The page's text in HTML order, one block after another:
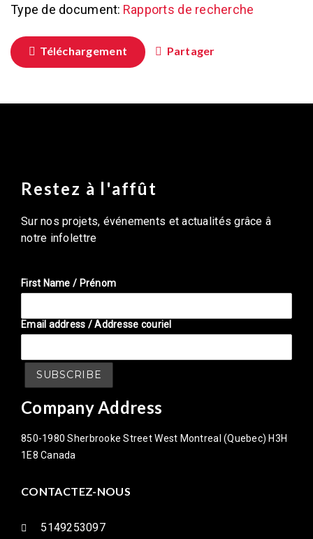
Type de document: Rapports de recherche
Téléchargement Partager
Restez à l'affût
Sur nos projets, événements et actualités grâce â
notre infolettre
First Name / Prénom
Email address / Addresse couriel
Company Address
850-1980 Sherbrooke Street West Montreal (Quebec) H3H
1E8 Canada
CONTACTEZ-NOUS
5149253097